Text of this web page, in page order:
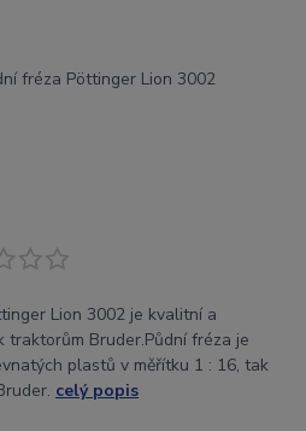
Lion 3002 je kvalitní a
Bruder.Půdní fréza je
plastů v měřítku 1 : 16, tak
celý popis